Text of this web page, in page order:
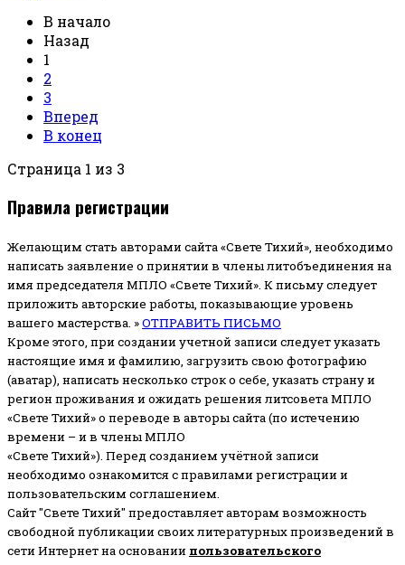
В начало
Назад
1
2
3
Вперед
В конец
Страница 1 из 3
Правила регистрации
Желающим стать авторами сайта «Свете Тихий», необходимо
написать заявление о принятии в члены литобъединения на
имя председателя МПЛО «Свете Тихий». К письму следует
приложить авторские работы, показывающие уровень
вашего мастерства. »ОТПРАВИТЬ ПИСЬМО
Кроме этого, при создании учетной записи следует указать
настоящие имя и фамилию, загрузить свою фотографию
(аватар), написать несколько строк о себе, указать страну и
регион проживания и ожидать решения литсовета МПЛО
«Свете Тихий» о переводе в авторы сайта (по истечению
времени – и в члены МПЛО
«Свете Тихий»). Перед созданием учётной записи
необходимо ознакомится с правилами регистрации и
пользовательским соглашением.
Сайт "Свете Тихий" предоставляет авторам возможность
свободной публикации своих литературных произведений в
сети Интернет на основании пользовательского